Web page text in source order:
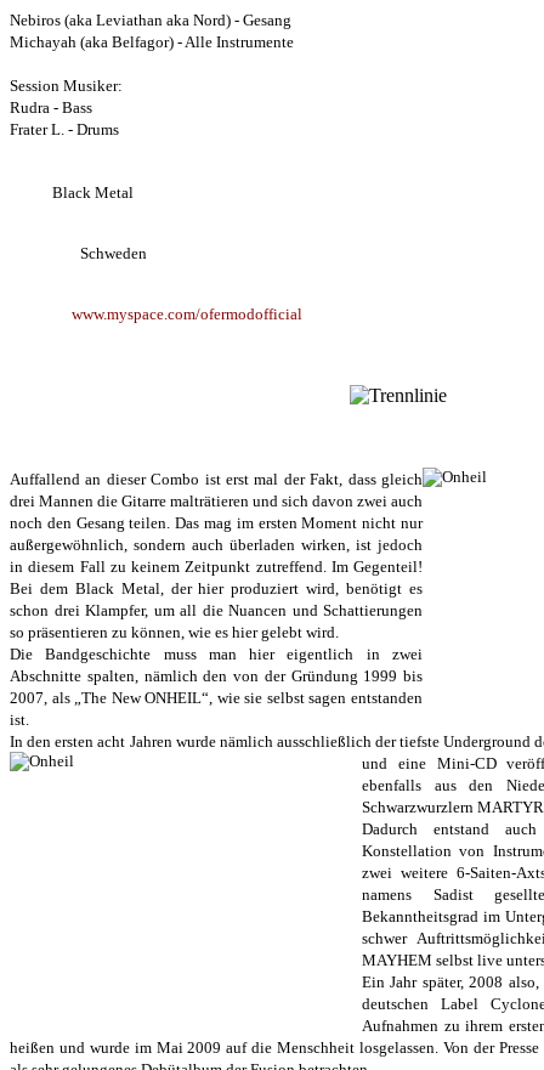
Nebiros (aka Leviathan aka Nord) - Gesang
Michayah (aka Belfagor) - Alle Instrumente
Session Musiker:
Rudra - Bass
Frater L. - Drums
Black Metal
Schweden
www.myspace.com/ofermodofficial
Auffallend an dieser Combo ist erst mal der Fakt, dass gleich
drei Mannen die Gitarre malträtieren und sich davon zwei auch
noch den Gesang teilen. Das mag im ersten Moment nicht nur
außergewöhnlich, sondern auch überladen wirken, ist jedoch
in diesem Fall zu keinem Zeitpunkt zutreffend. Im Gegenteil!
Bei dem Black Metal, der hier produziert wird, benötigt es
schon drei Klampfer, um all die Nuancen und Schattierungen
so präsentieren zu können, wie es hier gelebt wird.
Die Bandgeschichte muss man hier eigentlich in zwei
Abschnitte spalten, nämlich den von der Gründung 1999 bis
2007, als „The New ONHEIL“, wie sie selbst sagen entstanden
ist.
In den ersten acht Jahren wurde nämlich ausschließlich der tiefste Underground
und eine Mini-CD
ebenfalls aus den
Schwarzwurzlern
Dadurch entstand
Konstellation von
zwei weitere 6-Saiten-
namens Sadist
Bekanntheitsgrad im
schwer
MAYHEM selbst live
Ein Jahr später, 2008
deutschen Label
Aufnahmen zu ihrem
heißen und wurde im Mai 2009 auf die Menschheit losgelassen. Von der